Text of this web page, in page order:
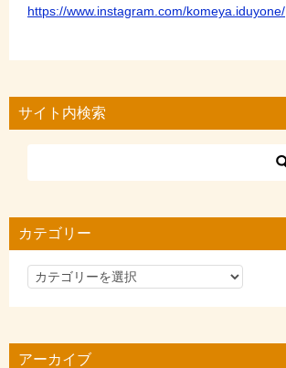
https://www.instagram.com/komeya.iduyone/
サイト内検索
カテゴリー
カ
リ
アーカイブ